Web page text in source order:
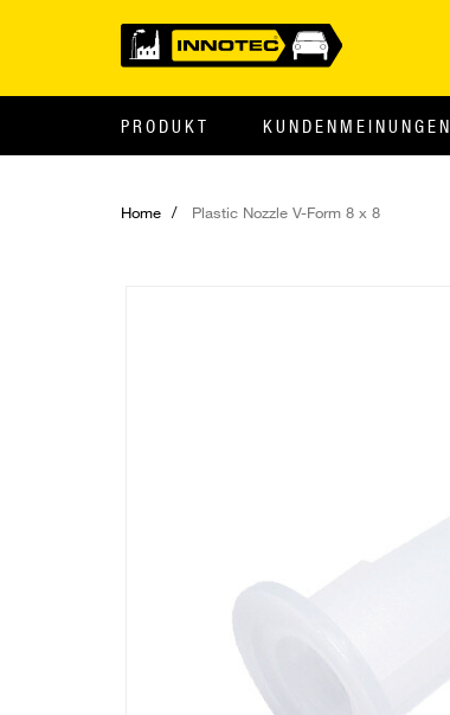
PRODUKT KUNDENMEINUNGEN
Home Plastic Nozzle V-Form 8 x 8